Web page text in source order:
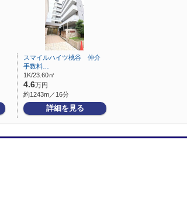
スマイルハイツ桃谷 仲介
手数料…
1K/23.60㎡
4.6万円
約1243m／16分
詳細を見る